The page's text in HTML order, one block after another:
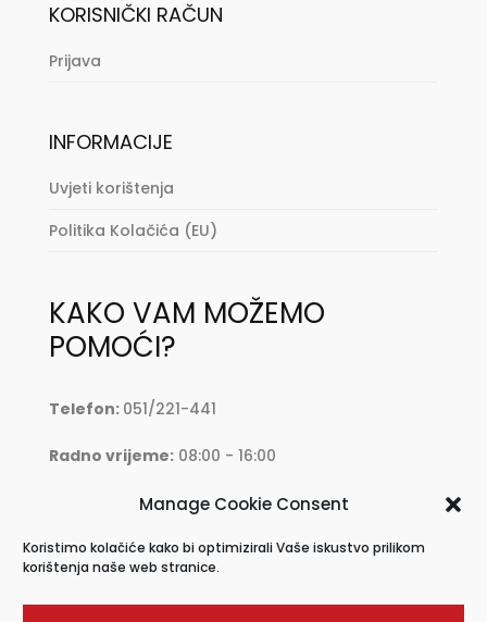
Manage Cookie Consent
Koristimo kolačiće kako bi optimizirali Vaše iskustvo prilikom
korištenja naše web stranice.
KORISNIČKI RAČUN
Prijava
INFORMACIJE
Uvjeti korištenja
Politika Kolačića (EU)
KAKO VAM MOŽEMO
POMOĆI?
Telefon: 051/221-441
Radno vrijeme:08:00 - 16:00
oprema@krkmoto.hr
Address:Stjepana Radića 28, 51500 Krk